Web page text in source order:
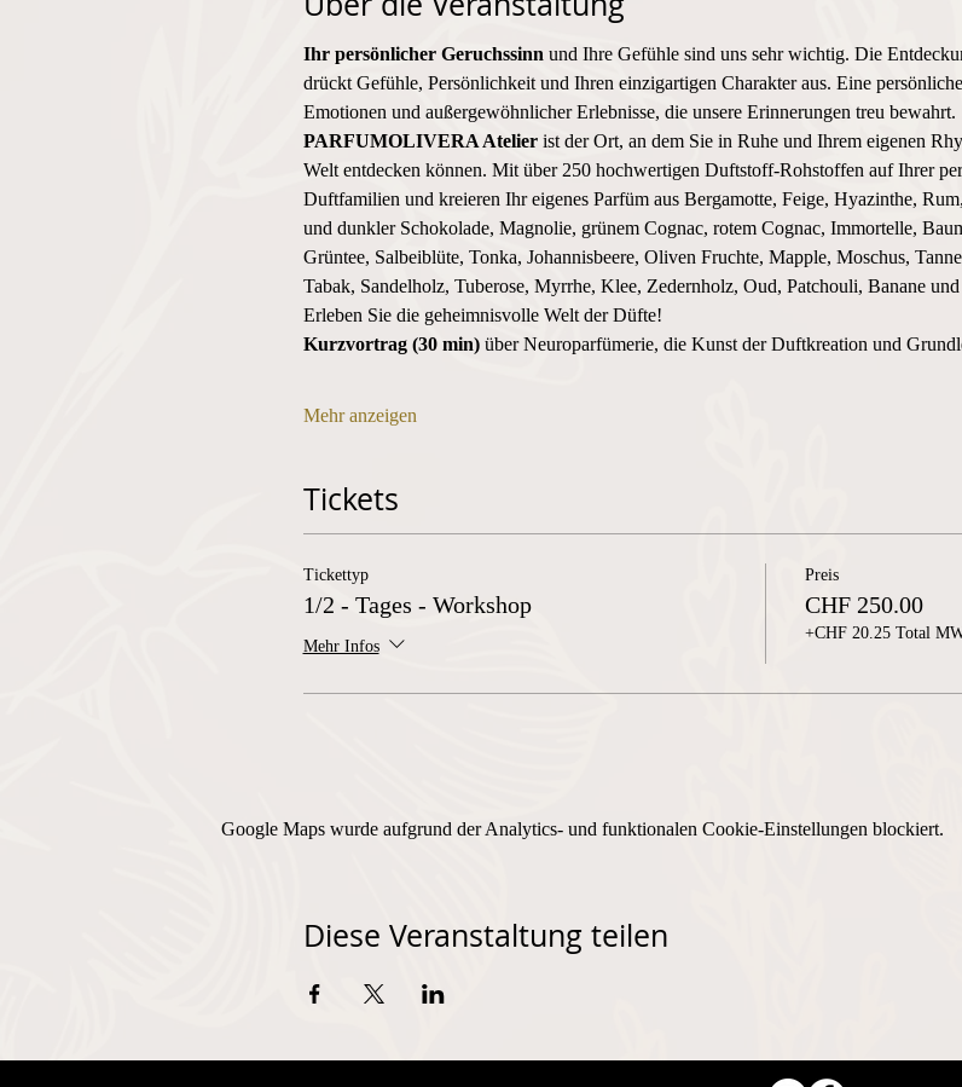
Ihr persönlicher Geruchssinn und Ihre Gefühle sind uns sehr wichtig. Die
drückt Gefühle, Persönlichkeit und Ihren einzigartigen Charakter aus. Eine
Emotionen und außergewöhnlicher Erlebnisse, die unsere Erinnerungen treu bewahrt.
PARFUMOLIVERA Atelier ist der Ort, an dem Sie in Ruhe und Ihrem eigenen
Welt entdecken können. Mit über 250 hochwertigen Duftstoff-Rohstoffen auf Ihrer
Duftfamilien und kreieren Ihr eigenes Parfüm aus Bergamotte, Feige, Hyazinthe,
und dunkler Schokolade, Magnolie, grünem Cognac, rotem Cognac, Immortelle,
Grüntee, Salbeiblüte, Tonka, Johannisbeere, Oliven Fruchte, Mapple, Moschus,
Tabak, Sandelholz, Tuberose, Myrrhe, Klee, Zedernholz, Oud, Patchouli, Banane
Erleben Sie die geheimnisvolle Welt der Düfte!
Kurzvortrag (30 min) über Neuroparfümerie, die Kunst der Duftkreation und
Mehr anzeigen
Tickets
Tickettyp
1/2 - Tages - Workshop
Mehr Infos
Preis
CHF 250.00
+CHF 20.25 Total
Google Maps wurde aufgrund der Analytics- und funktionalen Cookie-Einstellungen blockiert.
Diese Veranstaltung teilen